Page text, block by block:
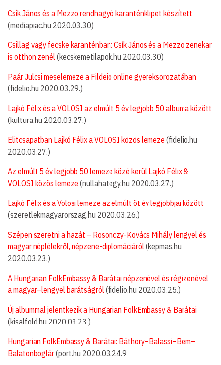
Csík János és a Mezzo rendhagyó karanténklipet készített
(mediapiac.hu 2020.03.30)
Csillag vagy fecske karanténban: Csík János és a Mezzo zenekar
is otthon zenél(kecskemetilapok.hu 2020.03.30)
Paár Julcsi meselemeze a Fildeio online gyereksorozatában
(fidelio.hu 2020.03.29.)
Lajkó Félix és a VOLOSI az elmúlt 5 év legjobb 50 albuma között
(kultura.hu 2020.03.27.)
Elitcsapatban Lajkó Félix a VOLOSI közös lemeze (fidelio.hu
2020.03.27.)
Az elmúlt 5 év legjobb 50 lemeze közé kerül Lajkó Félix &
VOLOSI közös lemeze (nullahategy.hu 2020.03.27.)
Lajkó Félix és a Volosi lemeze az elmúlt öt év legjobbjai között
(szeretlekmagyarorszag.hu 2020.03.26.)
Szépen szeretni a hazát – Rosonczy-Kovács Mihály lengyel és
magyar néplélekről, népzene-diplomáciáról(kepmas.hu
2020.03.23.)
A Hungarian FolkEmbassy & Barátai népzenével és régizenével
a magyar–lengyel barátságról(fidelio.hu 2020.03.25.)
Új albummal jelentkezik a Hungarian FolkEmbassy & Barátai
(kisalfold.hu 2020.03.23.)
Hungarian FolkEmbassy & Barátai: Báthory–Balassi–Bem–
Balatonboglár(port.hu 2020.03.24.9